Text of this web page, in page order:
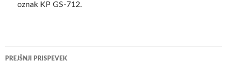
oznak KP GS-712.
Krmarjenje
PREJŠNJI PRISPEVEK